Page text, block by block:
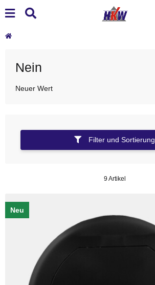
Nein
Neuer Wert
Filter und Sortierung
9 Artikel
Neu